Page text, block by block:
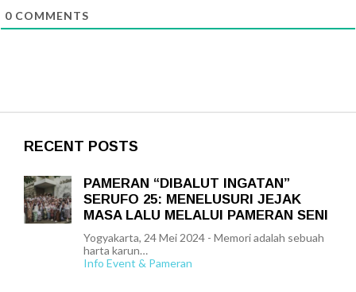
0 COMMENTS
RECENT POSTS
PAMERAN “DIBALUT INGATAN”
SERUFO 25: MENELUSURI JEJAK
MASA LALU MELALUI PAMERAN SENI
Yogyakarta, 24 Mei 2024 - Memori adalah sebuah
harta karun…
Info Event & Pameran